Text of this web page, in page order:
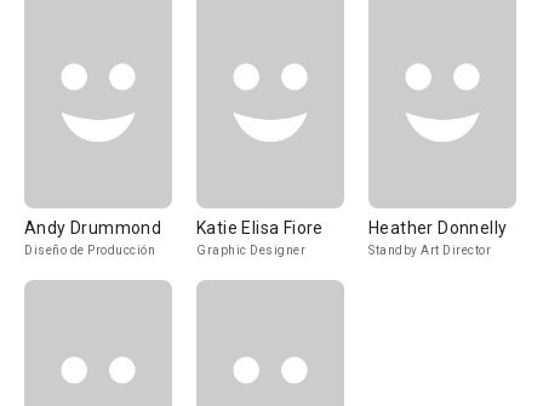
Andy Drummond
Diseño de Producción
Katie Elisa Fiore
Graphic Designer
Heather Donnelly
Standby Art Director